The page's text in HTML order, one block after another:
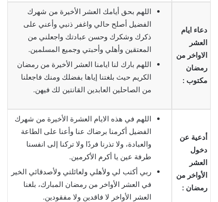
دعاء ايام
العشر
الاواخر من
رمضان
مكتوب :
اللهم بحق أيامك العشر الأخيرة من شهرك
الفضيل أصلح حالي واغفر ذنبي وأعني على
ذكرك وشكرك وحسن عبادتك واجعلني من
المعتقين وأهلي وأحبتي وجميع المسلمين.
اللهم بارك لنا ايامنا العشر الأخيرة من رمضان
الكريم حيث بلغتنا إياها بفضلك ومنك فاجعلنا
من الصاحلين العابدين القانتين لك فيهن.
أدعية عن
دخول
العشر
الأواخر من
رمضان :
اللهم في هذه الايام العشرة الأخيرة من شهرك
الفضيل أكرمنا برضاك عنا وأعنا على الطاعة
والعبادة، ولا تذرنا فردًا ولا تركنا إلى انفسنا
طرفة عين يا أكرم الأكرمين.
ربي أكتب لي ولأهلي ولعائلتي ولأصدقائي الخير
في العشر الأواخر من رمضان المبارك، بلغنا
العشر الأواخر لا فاقدين ولا مفقودين.